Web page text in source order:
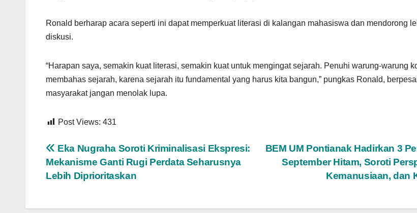
Ronald berharap acara seperti ini dapat memperkuat literasi di kalangan mahasiswa dan mendorong
diskusi.
“Harapan saya, semakin kuat literasi, semakin kuat untuk mengingat sejarah. Penuhi warung-warung
membahas sejarah, karena sejarah itu fundamental yang harus kita bangun,” pungkas Ronald,
masyarakat jangan menolak lupa.
Post Views: 431
Navigasi
pos
BEM UM Pontianak Hadirkan 3
September Hitam, Soroti
Kemanusiaan, dan
Eka Nugraha Soroti Kriminalisasi Ekspresi:
Mekanisme Ganti Rugi Perdata Seharusnya
Lebih Diprioritaskan